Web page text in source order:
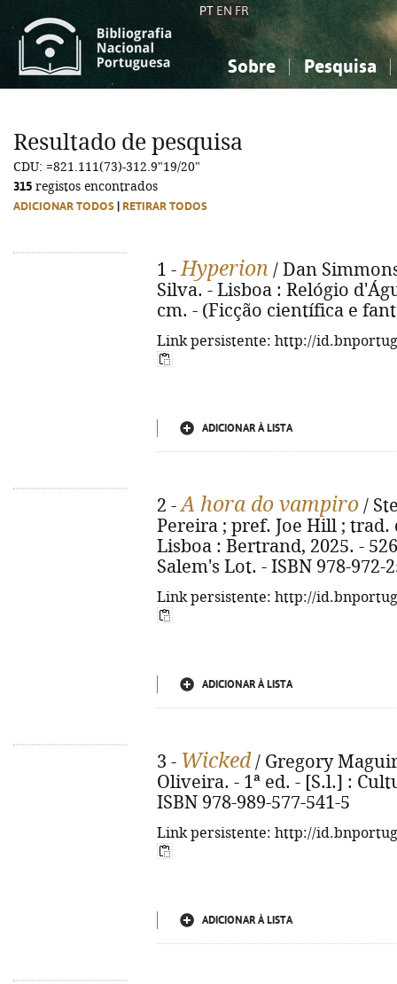
PT EN FR
Sobre Pesquisa
Ciências sociais...
Ciências sociais...
Resultado de pesquisa
CDU: =821.111(73)-312.9"19/20"
315 registos encontrados
ADICIONAR TODOS RETIRAR TODOS
1 -Hyperion / Dan
Silva. - Lisboa : Relógio
cm. - (Ficção científica e
Link persistente: http://
ADICIONAR À LISTA
2 -A hora do vampiro /
Pereira ; pref. Joe Hill ; trad.
Lisboa : Bertrand, 2025. -
Salem's Lot. - ISBN 978-972-
Link persistente: http://
ADICIONAR À LISTA
3 - Wicked / Gregory
Oliveira. - 1ª ed. - [S.l.] :
ISBN 978-989-577-541-5
Link persistente: http://
ADICIONAR À LISTA